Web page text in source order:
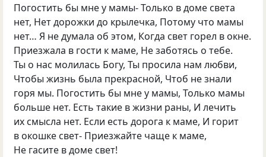
Погостить бы мне у мамы- Только в доме света
нет, Нет дорожки до крылечка, Потому что мамы
нет… Я не думала об этом, Когда свет горел в окне.
Приезжала в гости к маме, Не заботясь о тебе.
Ты о нас молилась Богу, Ты просила нам любви,
Чтобы жизнь была прекрасной, Чтоб не знали
горя мы. Погостить бы мне у мамы, Только мамы
больше нет. Есть такие в жизни раны, И лечить
их смысла нет. Если есть дорога к маме, И горит
в окошке свет- Приезжайте чаще к маме,
Не гасите в доме свет!